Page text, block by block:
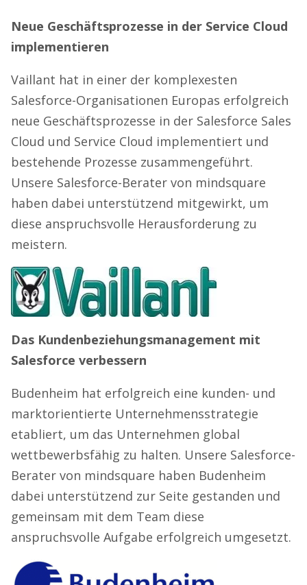
Neue Geschäftsprozesse in der Service Cloud
implementieren
Vaillant hat in einer der komplexesten
Salesforce-Organisationen Europas erfolgreich
neue Geschäftsprozesse in der Salesforce Sales
Cloud und Service Cloud implementiert und
bestehende Prozesse zusammengeführt.
Unsere Salesforce-Berater von mindsquare
haben dabei unterstützend mitgewirkt, um
diese anspruchsvolle Herausforderung zu
meistern.
Das Kundenbeziehungsmanagement mit
Salesforce verbessern
Budenheim hat erfolgreich eine kunden- und
marktorientierte Unternehmensstrategie
etabliert, um das Unternehmen global
wettbewerbsfähig zu halten. Unsere Salesforce-
Berater von mindsquare haben Budenheim
dabei unterstützend zur Seite gestanden und
gemeinsam mit dem Team diese
anspruchsvolle Aufgabe erfolgreich umgesetzt.